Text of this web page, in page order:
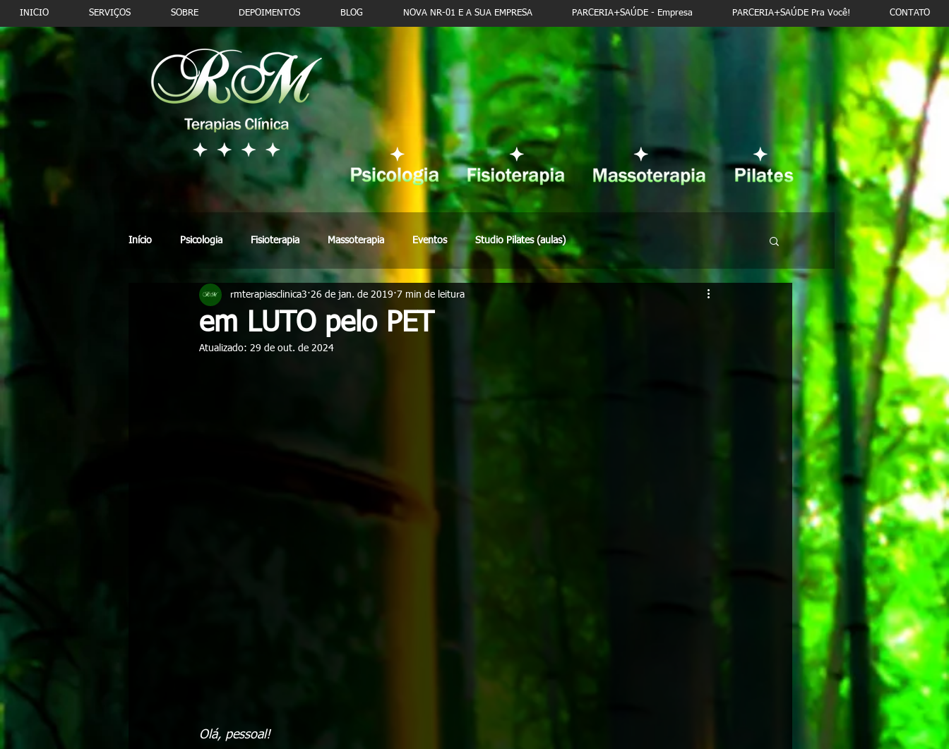
INICIO SERVIÇOS SOBRE DEPOIMENTOS BLOG NOVA NR-01 E A SUA EMPRESA PARCERIA+SAÚDE - Empresa PARCERIA+SAÚDE Pra Você! CONTATO
Início Psicologia Fisioterapia Massoterapia Eventos Studio Pilates (aulas)
em LUTO pelo PET
rmterapiasclinica3 26 de jan. de 2019 7 min de leitura
Atualizado: 29 de out. de 2024
Olá, pessoal!